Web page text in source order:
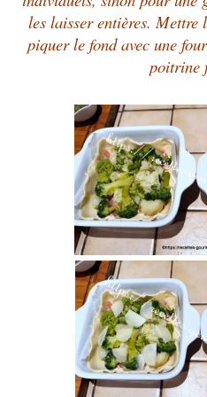
les laisser entières. Mettre
piquer le fond avec une
poitrine